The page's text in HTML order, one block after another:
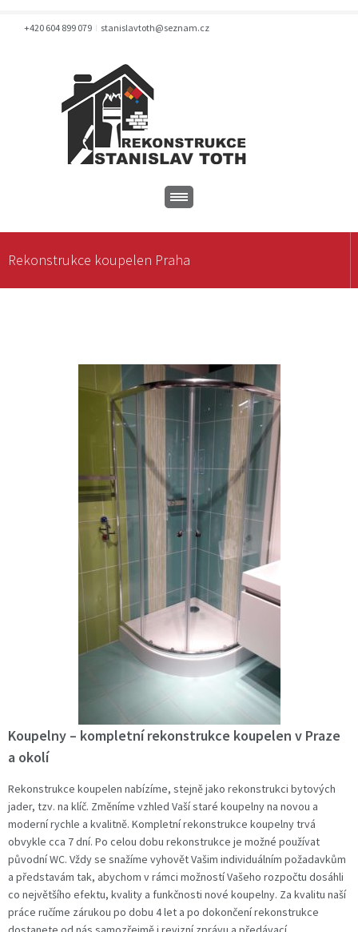
+420 604 899 079 stanislavtoth@seznam.cz
Rekonstrukce koupelen Praha
Koupelny – kompletní rekonstrukce koupelen v Praze
a okolí
Rekonstrukce koupelen nabízíme, stejně jako rekonstrukci bytových
jader, tzv. na klíč. Změníme vzhled Vaší staré koupelny na novou a
moderní rychle a kvalitně. Kompletní rekonstrukce koupelny trvá
obvykle cca 7 dní. Po celou dobu rekonstrukce je možné používat
původní WC. Vždy se snažíme vyhovět Vašim individuálním požadavkům
a představám tak, abychom v rámci možností Vašeho rozpočtu dosáhli
co největšího efektu, kvality a funkčnosti nové koupelny. Za kvalitu naší
práce ručíme zárukou po dobu 4 let a po dokončení rekonstrukce